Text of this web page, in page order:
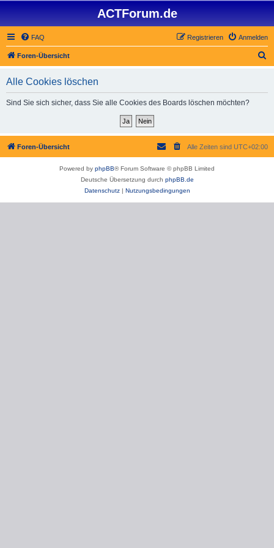
ACTForum.de
FAQ Anmelden
Registrieren
Foren-Übersicht
Alle Cookies löschen
Sind Sie sich sicher, dass Sie alle Cookies des Boards löschen möchten?
Foren-Übersicht Alle Zeiten sind UTC+02:00
Powered by phpBB® Forum Software © phpBB Limited
Deutsche Übersetzung durch phpBB.de
Datenschutz| Nutzungsbedingungen